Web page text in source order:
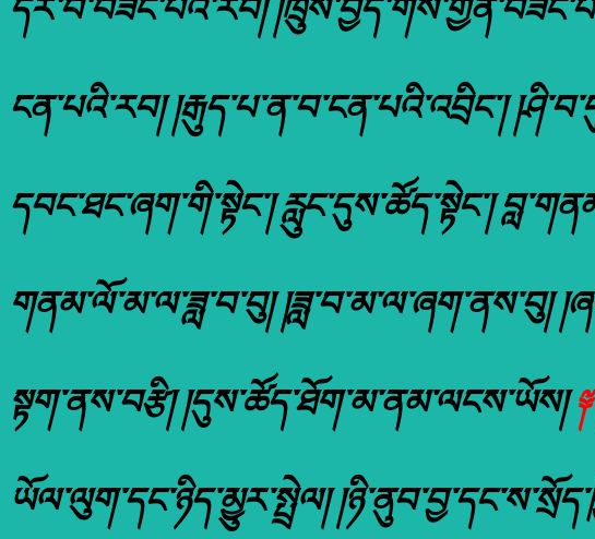
དར་བ་བཟང་པོའི་རབ།
ངན་པའི་རབ། །རྒུད་པ་ན་བ་ངན་པའི་འབྲིང་།
དབང་ཐང་ཞག་གི་སྟེང་། རླུང་དུས་ཚོད་སྟེང་།
གནམ་ལོ་མ་ལ་ཟླ་བ་བུ། །ཟླ་བ་མ་ལ་ཞག་ནས་བུ།
སྟག་ནས་བརྩི། །དུས་ཚོད་ཐོག་མ་ནམ་ལངས་ཡོས།
ཡོལ་ལུག་དང་ཉིད་མྱུར་སྤྲེལ།